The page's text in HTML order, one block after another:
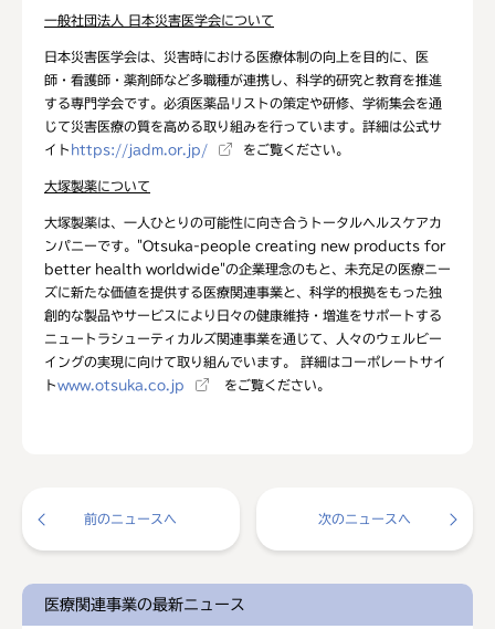
一般社団法人 日本災害医学会について
日本災害医学会は、災害時における医療体制の向上を目的に、医
師・看護師・薬剤師など多職種が連携し、科学的研究と教育を推進
する専門学会です。必須医薬品リストの策定や研修、学術集会を通
じて災害医療の質を高める取り組みを行っています。詳細は公式サ
イト https://jadm.or.jp/ をご覧ください。
大塚製薬について
大塚製薬は、一人ひとりの可能性に向き合うトータルヘルスケアカ
ンパニーです。"Otsuka-people creating new products for
better health worldwide"の企業理念のもと、未充足の医療ニー
ズに新たな価値を提供する医療関連事業と、科学的根拠をもった独
創的な製品やサービスにより日々の健康維持・増進をサポートする
ニュートラシューティカルズ関連事業を通じて、人々のウェルビー
イングの実現に向けて取り組んでいます。 詳細はコーポレートサイ
トwww.otsuka.co.jp をご覧ください。
前のニュースへ 次のニュースへ
医療関連事業の最新ニュース